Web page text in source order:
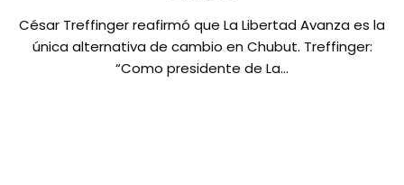
César Treffinger reafirmó que La Libertad Avanza es la
única alternativa de cambio en Chubut. Treffinger:
“Como presidente de La…